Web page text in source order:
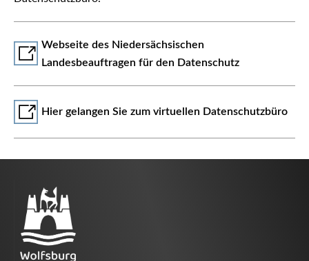
Webseite des Niedersächsischen
Landesbeauftragen für den Datenschutz
Hier gelangen Sie zum virtuellen Datenschutzbüro